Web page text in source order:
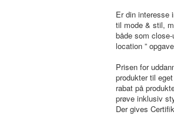
Er din interesse
til mode & stil,
både som
location ”
Prisen for
produkter til
rabat på
prøve inklusiv
Der gives